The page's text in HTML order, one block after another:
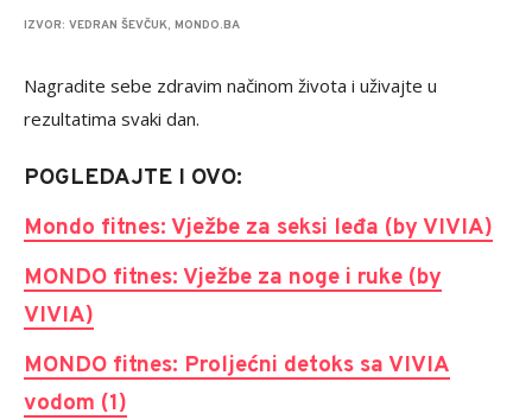
IZVOR: VEDRAN ŠEVČUK, MONDO.BA
Nagradite sebe zdravim načinom života i uživajte u
rezultatima svaki dan.
POGLEDAJTE I OVO:
Mondo fitnes: Vježbe za seksi leđa (by VIVIA)
MONDO fitnes: Vježbe za noge i ruke (by
VIVIA)
MONDO fitnes: Proljećni detoks sa VIVIA
vodom (1)